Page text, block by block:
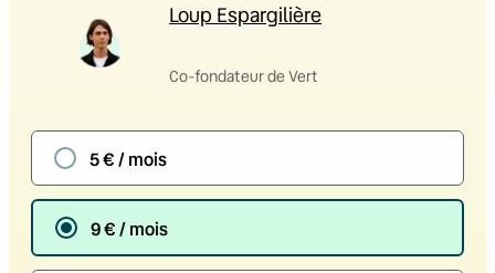
Loup Espargilière
Co-fondateur de Vert
5 € / mois
9 € / mois